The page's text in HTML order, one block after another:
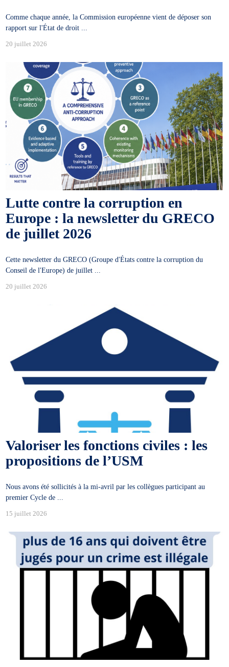
Comme chaque année, la Commission européenne vient de déposer son
rapport sur l'État de droit ...
20 juillet 2026
Lutte contre la corruption en
Europe : la newsletter du GRECO
de juillet 2026
Cette newsletter du GRECO (Groupe d'États contre la corruption du
Conseil de l'Europe) de juillet ...
20 juillet 2026
Valoriser les fonctions civiles : les
propositions de l’USM
Nous avons été sollicités à la mi-avril par les collègues participant au
premier Cycle de ...
15 juillet 2026